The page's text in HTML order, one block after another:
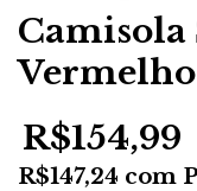
Camisola
Vermelho
R$154,99
R$147,24 com